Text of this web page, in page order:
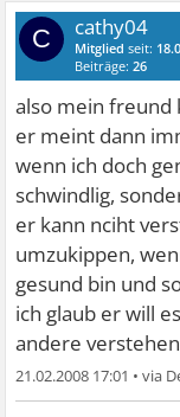
C cathy04
Mitglied seit:
Beiträge:26
also mein freund
er meint dann
wenn ich doch
schwindlig,
er kann nciht
umzukippen,
gesund bin und
ich glaub er will
andere
21.02.2008 17:01 •